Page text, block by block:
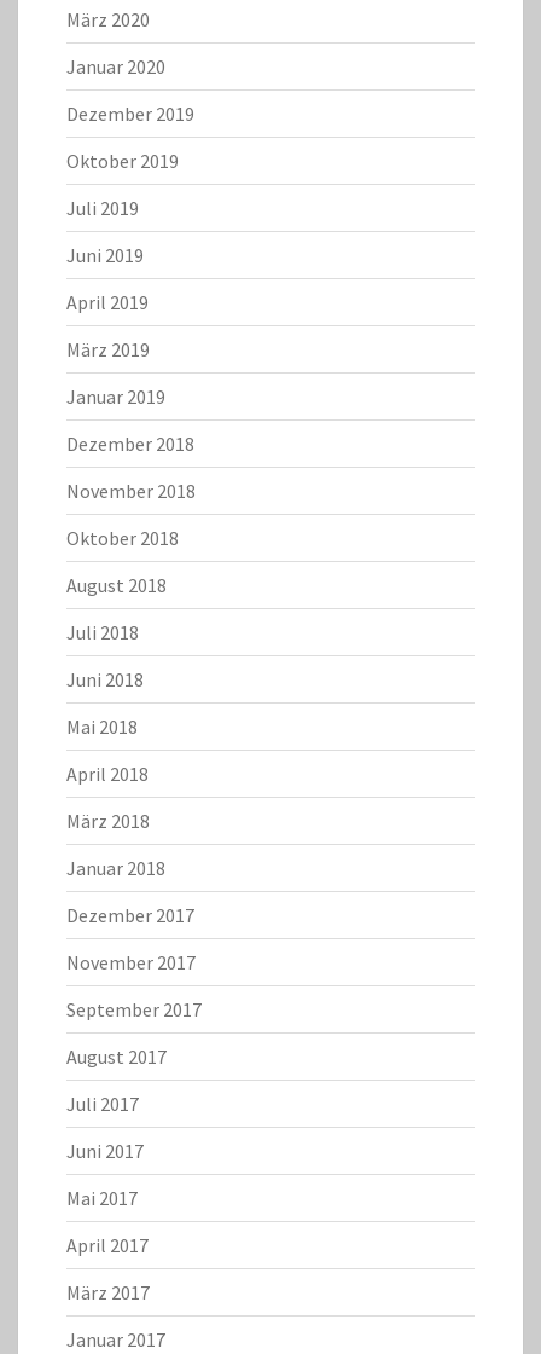
März 2020
Januar 2020
Dezember 2019
Oktober 2019
Juli 2019
Juni 2019
April 2019
März 2019
Januar 2019
Dezember 2018
November 2018
Oktober 2018
August 2018
Juli 2018
Juni 2018
Mai 2018
April 2018
März 2018
Januar 2018
Dezember 2017
November 2017
September 2017
August 2017
Juli 2017
Juni 2017
Mai 2017
April 2017
März 2017
Januar 2017